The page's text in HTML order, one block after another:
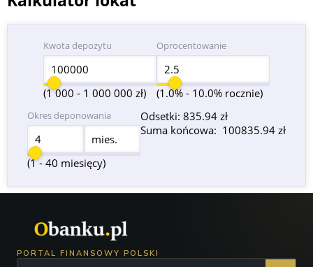
Kwota depozytu
(1 000 - 1 000 000 zł)
Oprocentowanie
(1.0% - 10.0% rocznie)
Okres deponowania
mies.
(1 - 40 miesięcy)
Odsetki:835.94 zł
Suma końcowa: 100835.94 zł
PORTAL FINANSOWY POLSKI